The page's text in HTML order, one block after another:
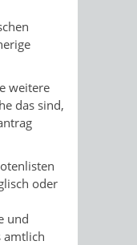
weitere
das sind,
oder
und
amtlich